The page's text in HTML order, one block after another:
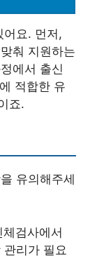
어요. 먼저,
춰 지원하는
에서 출신
적합한 유
죠.
유의해주세
검사에서
리가 필요